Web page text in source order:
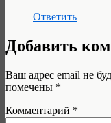
Ответить
Добавить
Ваш адрес email не
помечены *
Комментарий *